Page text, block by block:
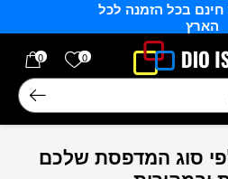
בכל הזמנה לכל
הארץ
0 הרשימה
0
סוג המדפסת שלכם